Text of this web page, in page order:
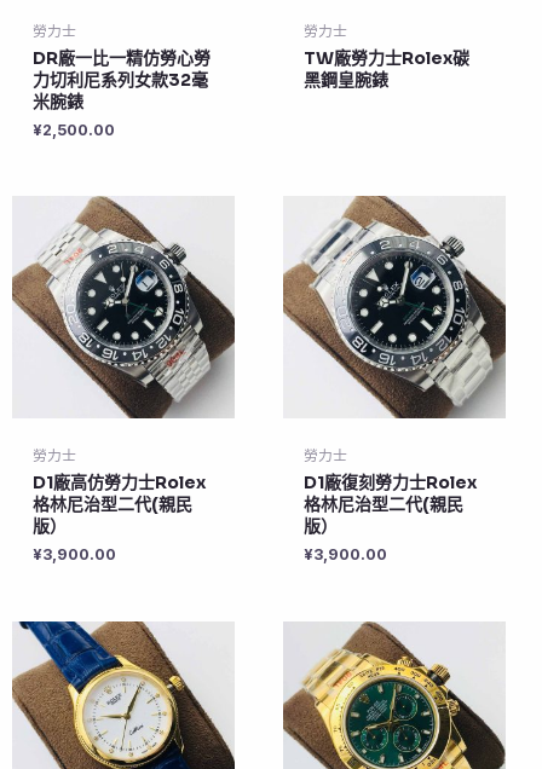
勞力士
DR廠一比一精仿勞心勞
力切利尼系列女款32毫
米腕錶
¥2,500.00
勞力士
TW廠勞力士Rolex碳
黑鋼皇腕錶
勞力士
D1廠高仿勞力士Rolex
格林尼治型二代(親民
版）
¥3,900.00
勞力士
D1廠復刻勞力士Rolex
格林尼治型二代(親民
版）
¥3,900.00